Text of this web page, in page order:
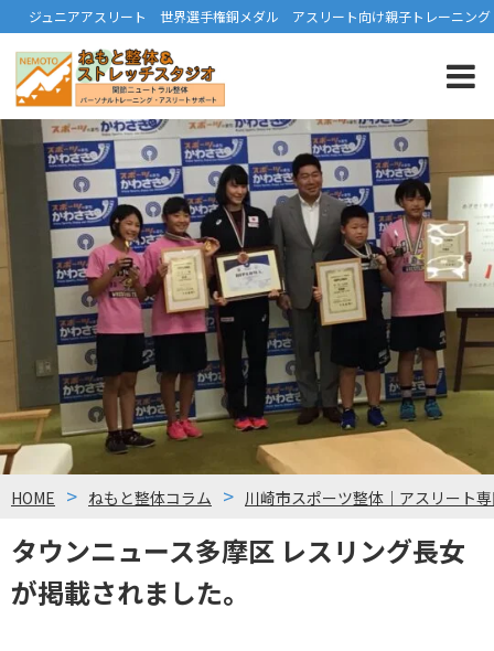
ジュニアアスリート 世界選手権銅メダル アスリート向け親子トレーニング
タウンニュース多摩区 レスリング長女
が掲載されました。
HOME ねもと整体コラム 川崎市スポーツ整体｜アスリート